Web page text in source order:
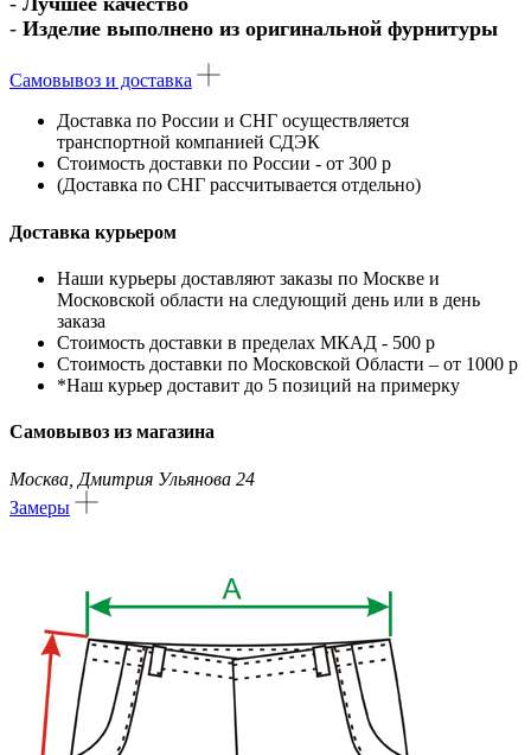
- Изделие выполнено из оригинальной фурнитуры
Самовывоз и доставка
Доставка по России и СНГ осуществляется
транспортной компанией СДЭК
Стоимость доставки по России - от 300 р
(Доставка по СНГ рассчитывается отдельно)
Доставка курьером
Наши курьеры доставляют заказы по Москве и
Московской области на следующий день или в день
заказа
Стоимость доставки в пределах МКАД - 500 р
Стоимость доставки по Московской Области – от 1000 р
*Наш курьер доставит до 5 позиций на примерку
Самовывоз из магазина
Москва, Дмитрия Ульянова 24
Замеры